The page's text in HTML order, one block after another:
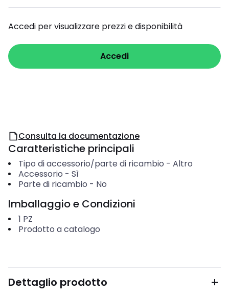
Accedi per visualizzare prezzi e disponibilità
Accedi
Consulta la documentazione
Caratteristiche principali
Tipo di accessorio/parte di ricambio - Altro
Accessorio - Sì
Parte di ricambio - No
Imballaggio e Condizioni
1 PZ
Prodotto a catalogo
Dettaglio prodotto